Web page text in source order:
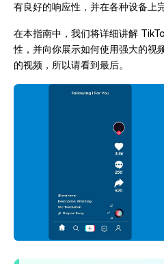
有良好的响应性，并在各种设备上
在本指南中，我们将详细讲解
性，并向你展示如何使用强大的视
的视频，所以请看到最后。